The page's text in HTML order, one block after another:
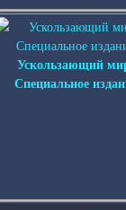
Ускользающий
Специальное